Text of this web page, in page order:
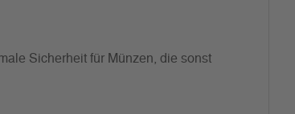
Sicherheit für Münzen, die sonst